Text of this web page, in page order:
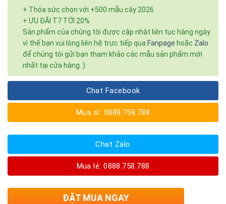
+ Thỏa sức chọn với +500 mẫu cây 2026
+ ƯU ĐÃI T7 TỚI 20%
Sản phẩm của chúng tôi được cập nhật liên tục hàng ngày
vì thế bạn vui lòng liên hệ trực tiếp qua Fanpage hoặc Zalo
để chúng tôi gửi bạn tham khảo các mẫu sản phẩm mới
nhất tại cửa hàng :)
Chat Facebook
Mua sỉ: 0888.758.788
Chat Zalo
Mua lẻ: 0888.758.788
ĐẶT MUA NGAY